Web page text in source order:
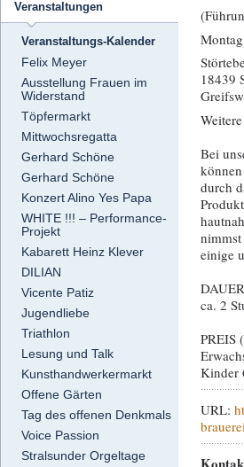
Veranstaltungen
Veranstaltungs-Kalender
Felix Meyer
Ausstellung Frauen im
Widerstand
Töpfermarkt
Mittwochsregatta
Gerhard Schöne
Gerhard Schöne
Konzert Alino Yes Papa
WHITE !!! – Performance-
Projekt
Kabarett Heinz Klever
DILIAN
Vicente Patiz
Jugendliebe
Triathlon
Lesung und Talk
Kunsthandwerkermarkt
Offene Gärten
Tag des offenen Denkmals
Voice Passion
Stralsunder Orgeltage
18439
Bei
durch
einige
DAUER
ca. 2
PREIS
Kinder
URL: